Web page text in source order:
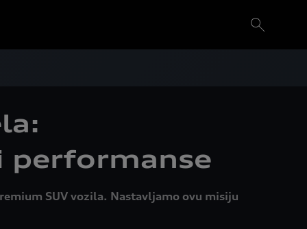
performanse
SUV vozila. Nastavljamo ovu misiju